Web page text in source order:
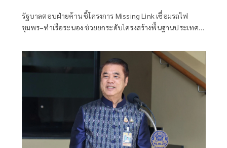
รัฐบาลตอบฝ่ายค้าน ชี้โครงการ Missing Link เชื่อมรถไฟ
ชุมพร–ท่าเรือระนอง ช่วยยกระดับโครงสร้างพื้นฐานประเทศ
เสนอทุกฝ่าย